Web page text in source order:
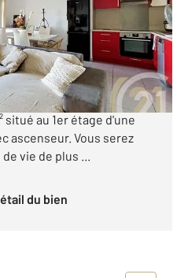
Grisettes Au cœur de
découvrez cet agréable
situé au 1er étage d'une
ascenseur. Vous serez
vie de plus ...
du bien